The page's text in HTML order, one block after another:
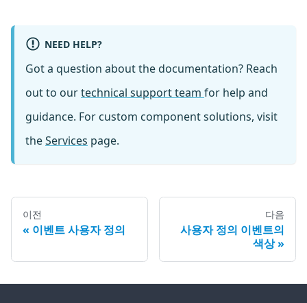
NEED HELP?
Got a question about the documentation? Reach
out to ourtechnical support team for help and
guidance. For custom component solutions, visit
theServices page.
이전
이벤트 사용자 정의
다음
사용자 정의 이벤트의
색상